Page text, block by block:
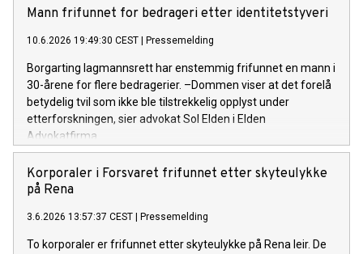
Mann frifunnet for bedrageri etter identitetstyveri
10.6.2026 19:49:30 CEST Pressemelding
Borgarting lagmannsrett har enstemmig frifunnet en mann i
30-årene for flere bedragerier. –Dommen viser at det forelå
betydelig tvil som ikke ble tilstrekkelig opplyst under
etterforskningen, sier advokat Sol Elden i Elden
Advokatfirma.
Korporaler i Forsvaret frifunnet etter skyteulykke
på Rena
3.6.2026 13:57:37 CEST Pressemelding
To korporaler er frifunnet etter skyteulykke på Rena leir. De